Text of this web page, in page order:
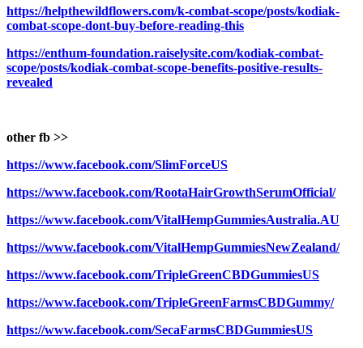
https://helpthewildflowers.com/k-combat-scope/posts/kodiak-
combat-scope-dont-buy-before-reading-this
https://enthum-foundation.raiselysite.com/kodiak-combat-
scope/posts/kodiak-combat-scope-benefits-positive-results-
revealed
other fb >>
https://www.facebook.com/SlimForceUS
https://www.facebook.com/RootaHairGrowthSerumOfficial/
https://www.facebook.com/VitalHempGummiesAustralia.AU
https://www.facebook.com/VitalHempGummiesNewZealand/
https://www.facebook.com/TripleGreenCBDGummiesUS
https://www.facebook.com/TripleGreenFarmsCBDGummy/
https://www.facebook.com/SecaFarmsCBDGummiesUS